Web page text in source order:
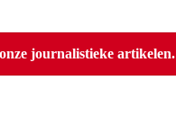
journalistieke artikelen.